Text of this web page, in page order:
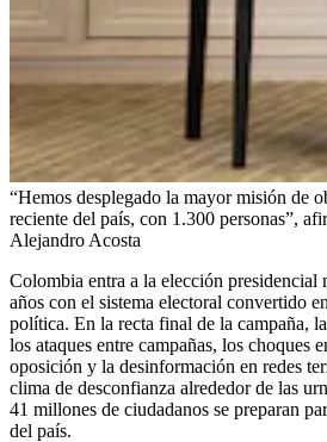
“Hemos desplegado la mayor misión de
reciente del país, con 1.300 personas”,
Alejandro Acosta
Colombia entra a la elección presidencial
años con el sistema electoral convertido
política. En la recta final de la campaña,
los ataques entre campañas, los choques
oposición y la desinformación en redes
clima de desconfianza alrededor de las
41 millones de ciudadanos se preparan
del país.